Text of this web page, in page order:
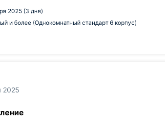
2025 (3 дня)
и более (Однокомнатный стандарт 6 корпус)
2025